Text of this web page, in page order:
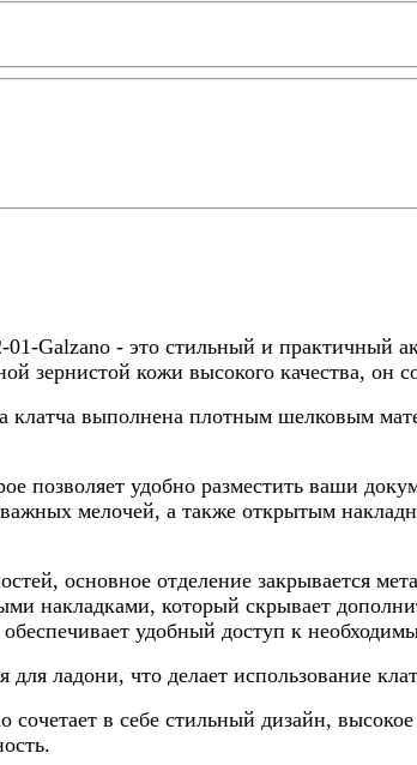
Galzano - это стильный и практичный
зернистой кожи высокого качества, он
клатча выполнена плотным шелковым
позволяет удобно разместить ваши
мелочей, а также открытым
основное отделение закрывается
накладками, который скрывает
удобный доступ к
ладони, что делает использование
сочетает в себе стильный дизайн,